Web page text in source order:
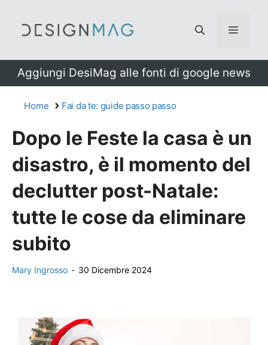
Menu
Aggiungi DesiMag alle fonti di google news
Home Fai da te: guide passo passo
Dopo le Feste la casa è un
disastro, è il momento del
declutter post-Natale:
tutte le cose da eliminare
subito
Mary Ingrosso - 30 Dicembre 2024